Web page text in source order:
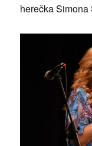
herečka Simona